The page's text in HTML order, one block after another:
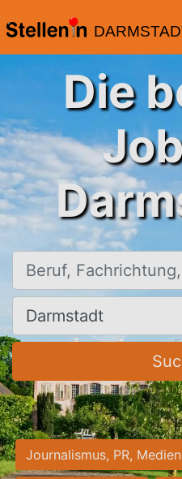
Die
Beruf, Fachrichtung, Firma
Ort, Stadt
Journalismus, PR,